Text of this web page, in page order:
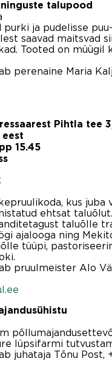
talupood
purki ja pudelisse
saavad maitsvad
Tooted on müügil
perenaine Maria
Pihtla tee
eest
15.45
kus juba
ehtsat
taluõlle
ajalooga ning
tüüpi,
pruulmeister Alo
lüpsifarmi
juhataja Tõnu Post,